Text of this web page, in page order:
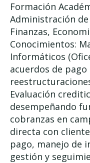
Formación
Administración
Finanzas,
Conocimientos:
Informáticos
acuerdos de
Evaluación
desempeñando
cobranzas en
directa con
pago, manejo de
gestión y